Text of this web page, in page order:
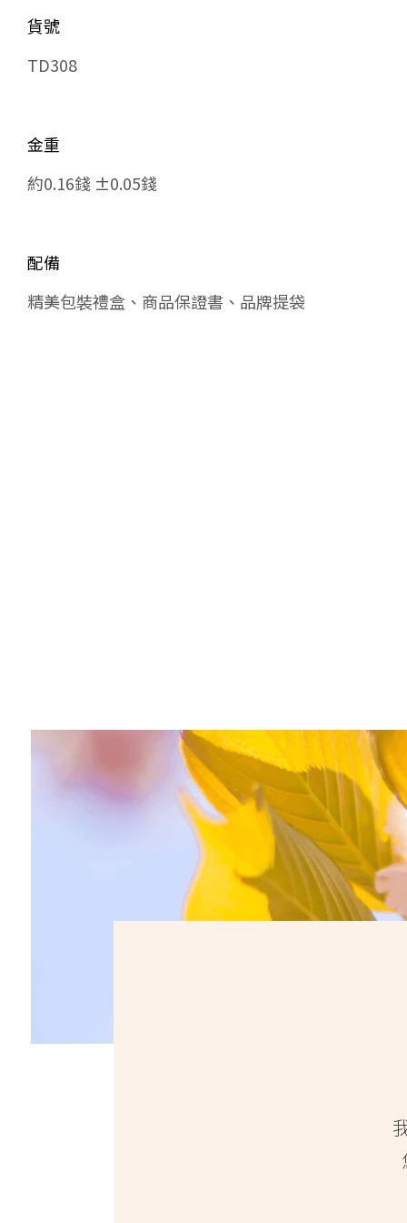
貨號
TD308
金重
約0.16錢 ±0.05錢
配備
精美包裝禮盒、商品保證書、品牌提袋